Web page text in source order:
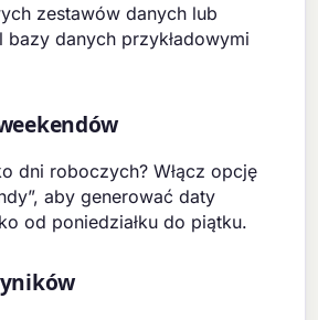
zestawów danych lub
bazy danych przykładowymi
dni roboczych? Włącz opcję
aby generować daty
od poniedziałku do piątku.